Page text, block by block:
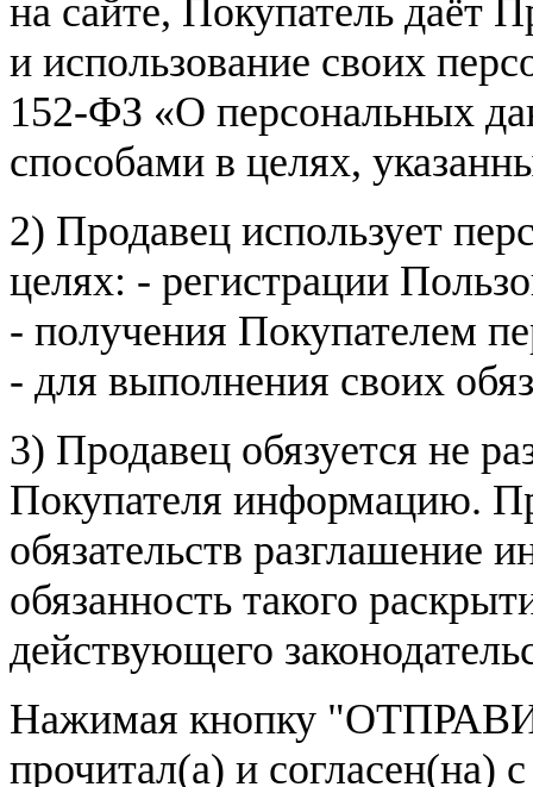
на сайте, Покупатель даёт
и использование своих
152-ФЗ «О персональных
способами в целях,
2) Продавец использует
целях: - регистрации
- получения Покупателем
- для выполнения своих
3) Продавец обязуется не
Покупателя информацию.
обязательств разглашение
обязанность такого
действующего
Нажимая кнопку
прочитал(а) и согласен(на)